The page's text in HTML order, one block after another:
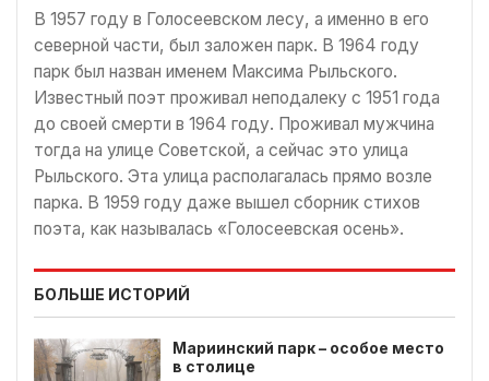
В 1957 году в Голосеевском лесу, а именно в его
северной части, был заложен парк. В 1964 году
парк был назван именем Максима Рыльского.
Известный поэт проживал неподалеку с 1951 года
до своей смерти в 1964 году. Проживал мужчина
тогда на улице Советской, а сейчас это улица
Рыльского. Эта улица располагалась прямо возле
парка. В 1959 году даже вышел сборник стихов
поэта, как называлась «Голосеевская осень».
БОЛЬШЕ ИСТОРИЙ
Мариинский парк – особое место
в столице